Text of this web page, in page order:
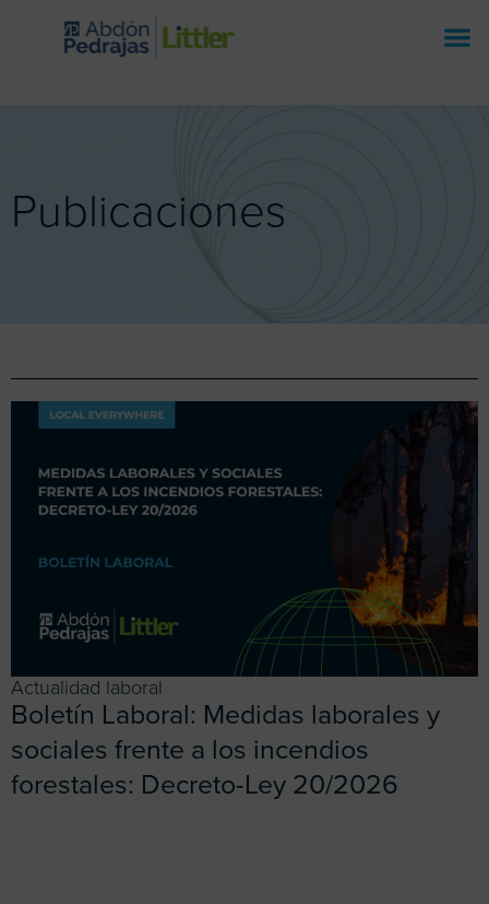
Publicaciones
Actualidad laboral
Boletín Laboral: Medidas laborales y
sociales frente a los incendios
forestales: Decreto-Ley 20/2026